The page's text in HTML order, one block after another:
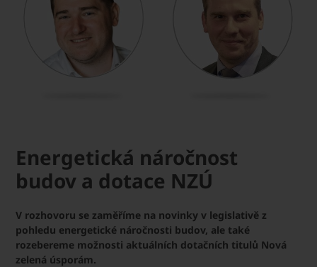
Energetická náročnost
budov a dotace NZÚ
V rozhovoru se zaměříme na novinky v legislativě z
pohledu energetické náročnosti budov, ale také
rozebereme možnosti aktuálních dotačních titulů Nová
zelená úsporám.